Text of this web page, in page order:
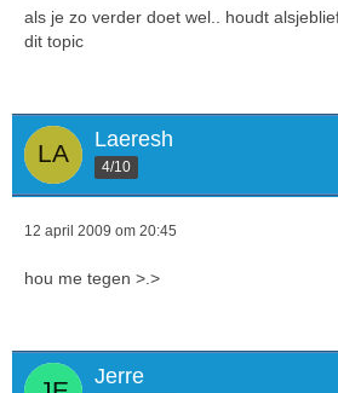
als je zo verder doet wel.. houdt
dit topic
Laeresh
4/10
12 april 2009 om 20:45
hou me tegen >.>
Jerre